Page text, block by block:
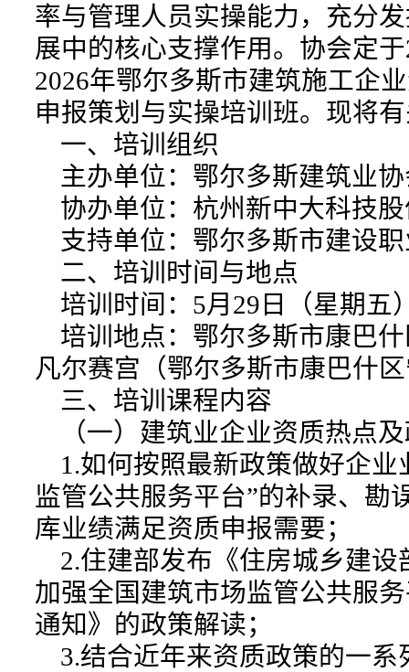
率与管理人员实操能力，充分
展中的核心支撑作用。协会定
2026年鄂尔多斯市建筑施工企
申报策划与实操培训班。现将
一、培训组织
主办单位：鄂尔多斯建筑业协
协办单位：杭州新中大科技
支持单位：鄂尔多斯市建设
二、培训时间与地点
培训时间：5月29日（星期五
培训地点：鄂尔多斯市康巴
凡尔赛宫（鄂尔多斯市康巴什
三、培训课程内容
（一）建筑业企业资质热点
1.如何按照最新政策做好企业
监管公共服务平台”的补录、勘
库业绩满足资质申报需要；
2.住建部发布《住房城乡建设
加强全国建筑市场监管公共服
通知》的政策解读；
3.结合近年来资质政策的一系